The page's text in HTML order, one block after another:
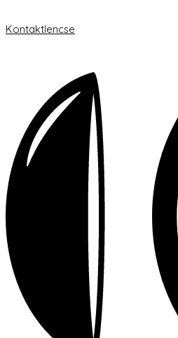
Kontaktlencse